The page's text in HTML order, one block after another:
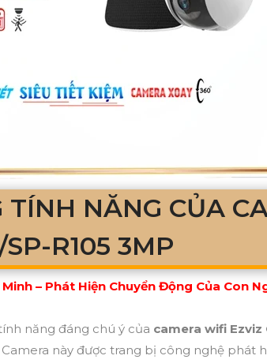
TÍNH NĂNG CỦA
R105 3MP
– Phát Hiện Chuyển Động Của Con
năng đáng chú ý của camera wifi Ezviz
này được trang bị công nghệ phát